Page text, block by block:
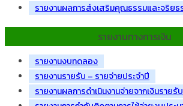
รายงานผลการส่งเสริมคุณธรรมและจริยธ
รายงานทางการเงิน
รายงานงบทดลอง
รายงานรายรับ – รายจ่ายประจำปี
รายงานผลการดำเนินงานจ่ายจากเงินรายรั